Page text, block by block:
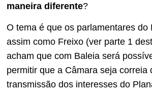
maneira diferente?
O tema é que os parlamentares do
assim como Freixo (ver parte 1
acham que com Baleia será
permitir que a Câmara seja correia
transmissão dos interesses do